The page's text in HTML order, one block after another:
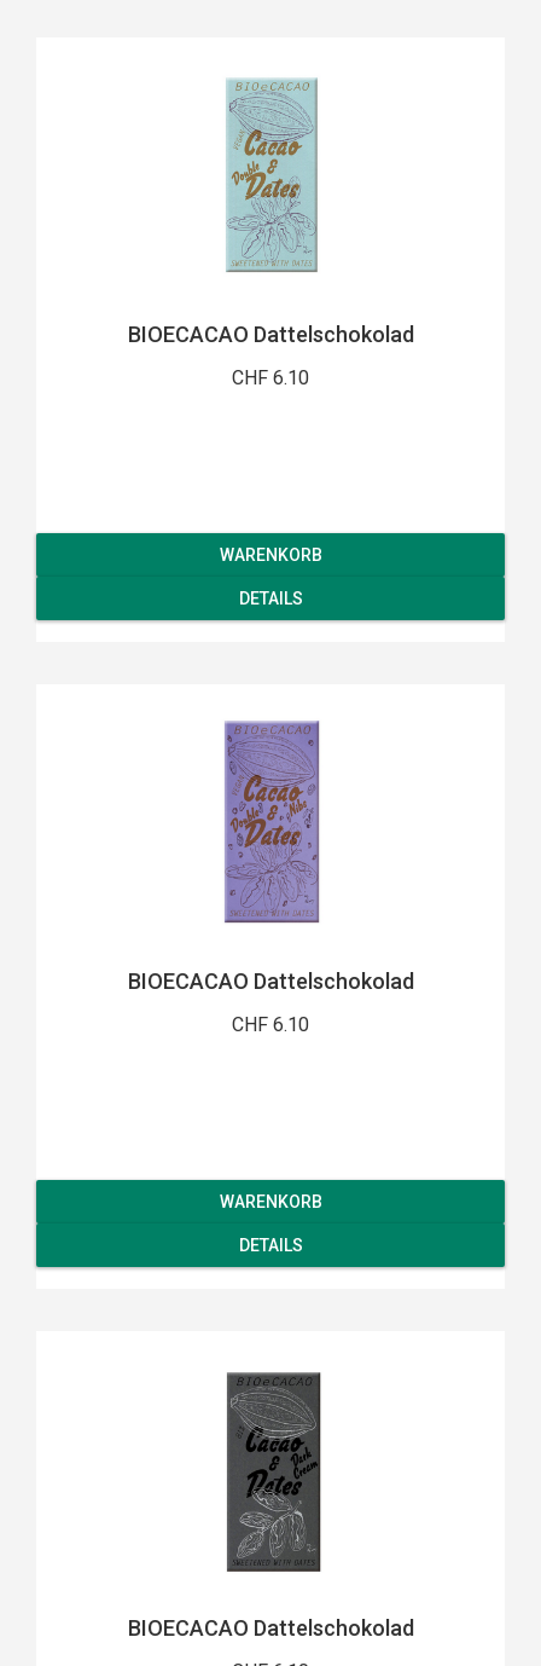
BIOECACAO Dattelschokolad
CHF 6.10
WARENKORB
DETAILS
BIOECACAO Dattelschokolad
CHF 6.10
WARENKORB
DETAILS
BIOECACAO Dattelschokolad